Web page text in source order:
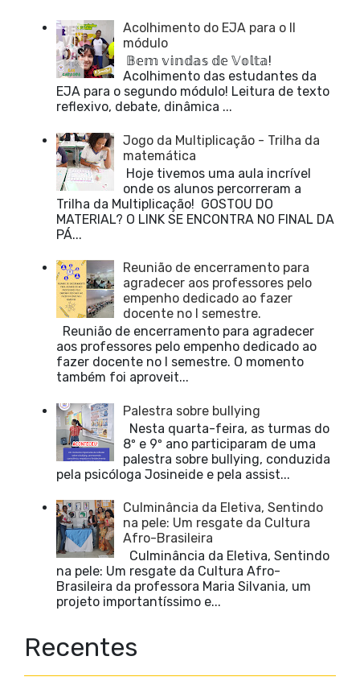
Acolhimento do EJA para o II
módulo
𝔹𝕖𝕞 𝕧𝕚𝕟𝕕𝕒𝕤 𝕕𝕖 𝕍𝕠𝕝𝕥𝕒!
Acolhimento das estudantes da
EJA para o segundo módulo! Leitura de texto
reflexivo, debate, dinâmica ...
Jogo da Multiplicação - Trilha da
matemática
Hoje tivemos uma aula incrível
onde os alunos percorreram a
Trilha da Multiplicação! GOSTOU DO
MATERIAL? O LINK SE ENCONTRA NO FINAL DA
PÁ...
Reunião de encerramento para
agradecer aos professores pelo
empenho dedicado ao fazer
docente no I semestre.
Reunião de encerramento para agradecer
aos professores pelo empenho dedicado ao
fazer docente no I semestre. O momento
também foi aproveit...
Palestra sobre bullying
Nesta quarta-feira, as turmas do
8º e 9º ano participaram de uma
palestra sobre bullying, conduzida
pela psicóloga Josineide e pela assist...
Culminância da Eletiva, Sentindo
na pele: Um resgate da Cultura
Afro-Brasileira
Culminância da Eletiva, Sentindo
na pele: Um resgate da Cultura Afro-
Brasileira da professora Maria Silvania, um
projeto importantíssimo e...
Recentes